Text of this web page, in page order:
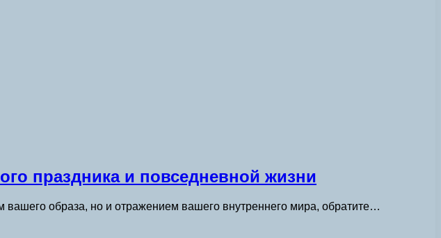
праздника и повседневной жизни
вашего образа, но и отражением вашего внутреннего мира, обратите…